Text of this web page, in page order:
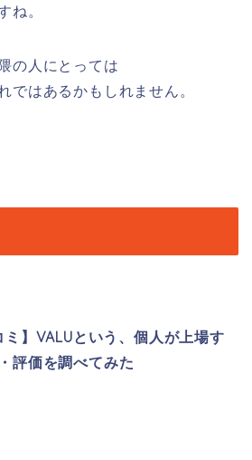
ね。
の人にとっては
ではあるかもしれません。
ミ】VALUという、個人が上場す
評価を調べてみた